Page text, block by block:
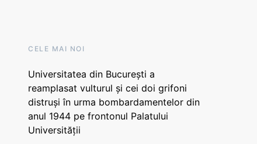
CELE MAI NOI
Universitatea din București a
reamplasat vulturul și cei doi grifoni
distruși în urma bombardamentelor din
anul 1944 pe frontonul Palatului
Universității